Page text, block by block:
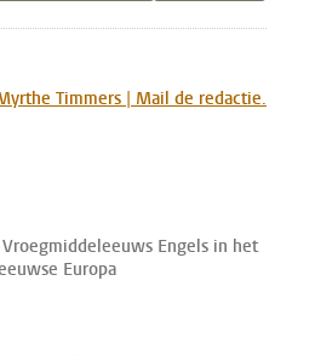
WhatsApp
via Mastodon
Timmers | Mail de redactie.
Vroegmiddeleeuws Engels in het
Europa